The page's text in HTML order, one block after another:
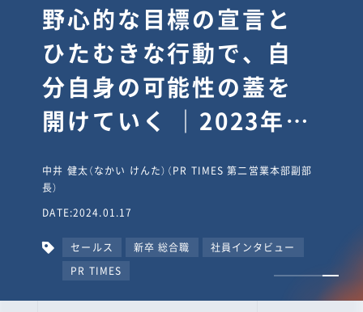
野心的な目標の宣言と
ひたむきな行動で、自
分自身の可能性の蓋を
開けていく ｜2023年度
タビュー #PR
TIMESな人たち
中井 健太（なかい けんた）（PR TIMES 第二営業本部副部
長）
DATE:2024.01.17
セールス 新卒 総合職
社員インタビュー
PR TIMES